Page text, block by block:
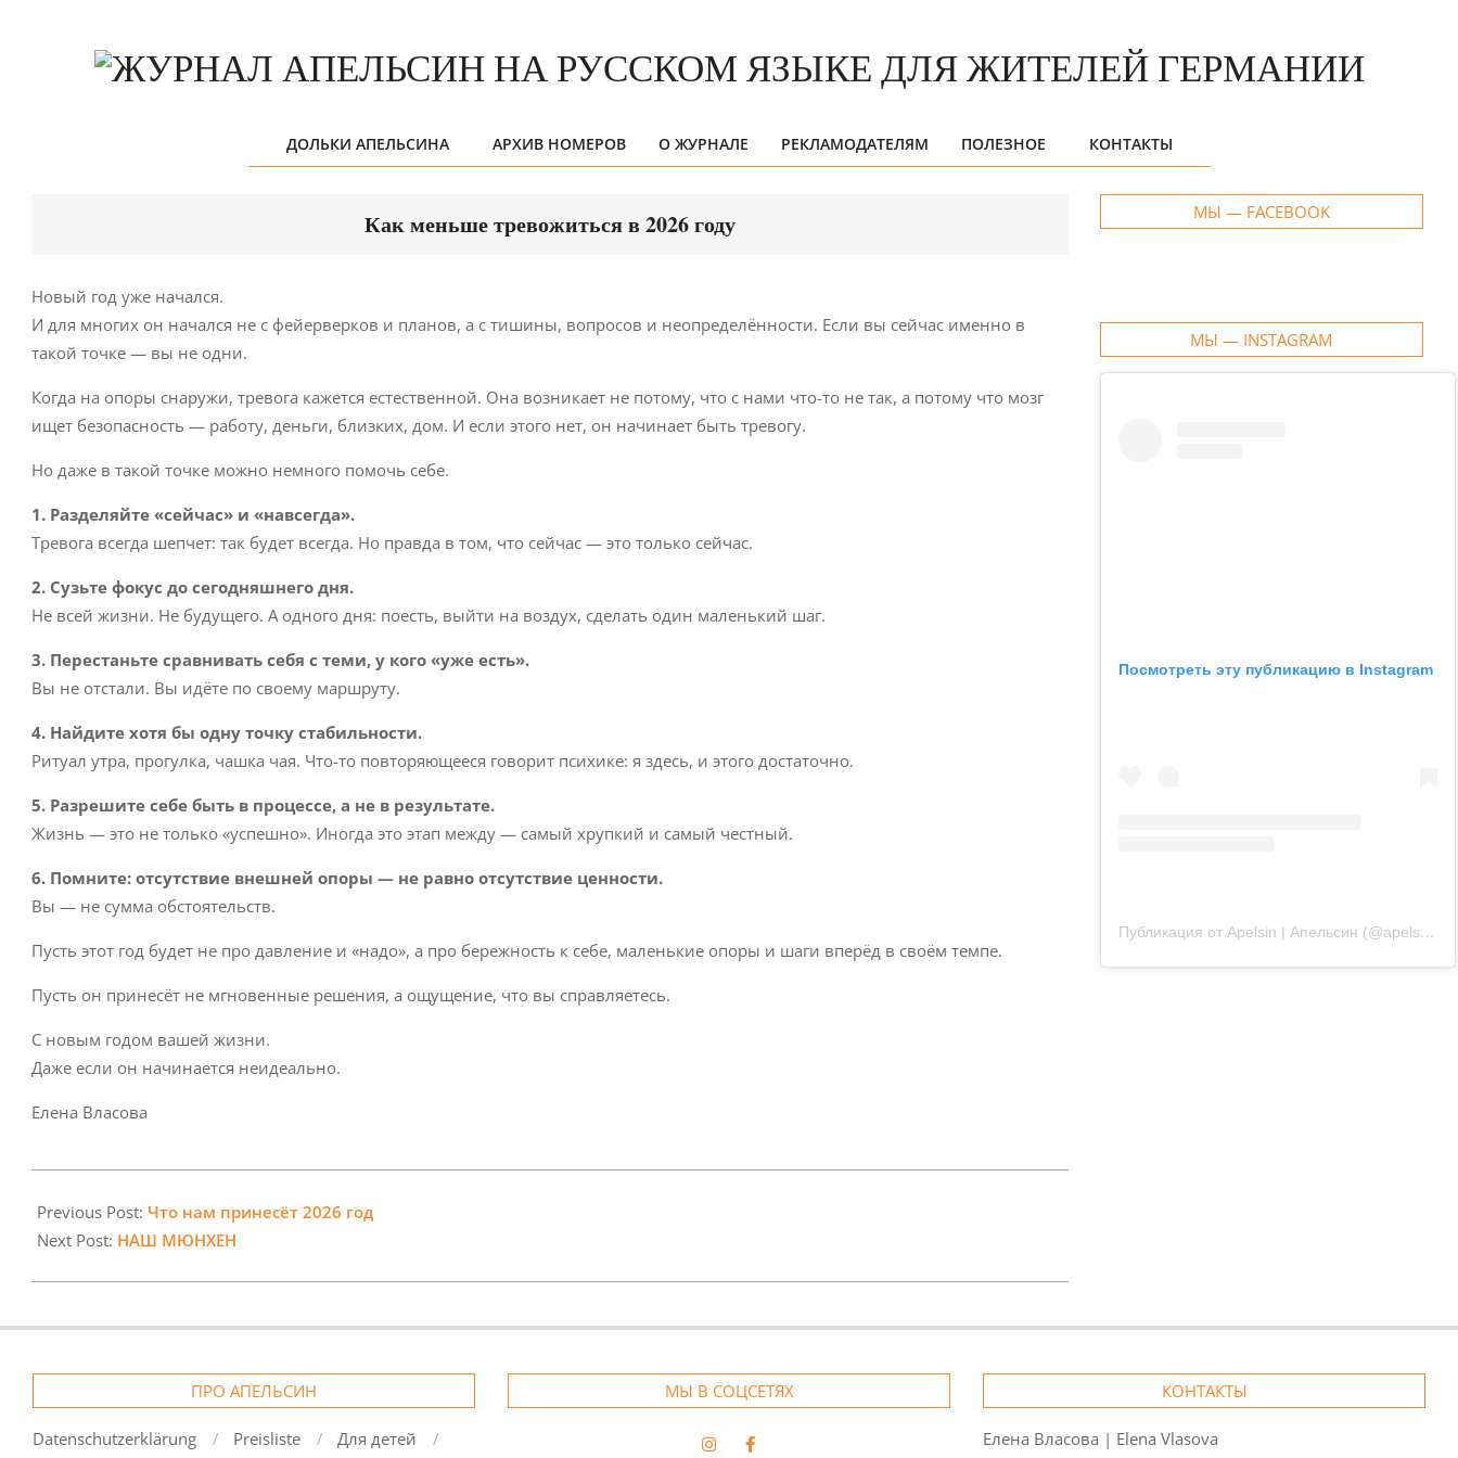
Primary
ДОЛЬКИ АПЕЛЬСИНА АРХИВ НОМЕРОВ О ЖУРНАЛЕ РЕКЛАМОДАТЕЛЯМ ПОЛЕЗНОЕ КОНТАКТЫ
Как меньше тревожиться в 2026 году
Новый год уже начался.
И для многих он начался не с фейерверков и планов, а с тишины, вопросов и неопределённости. Если вы сейчас именно в
такой точке — вы не одни.
Когда на опоры снаружи, тревога кажется естественной. Она возникает не потому, что с нами что-то не так, а потому что мозг
ищет безопасность — работу, деньги, близких, дом. И если этого нет, он начинает быть тревогу.
Но даже в такой точке можно немного помочь себе.
1. Разделяйте «сейчас» и «навсегда».
Тревога всегда шепчет: так будет всегда. Но правда в том, что сейчас — это только сейчас.
2. Сузьте фокус до сегодняшнего дня.
Не всей жизни. Не будущего. А одного дня: поесть, выйти на воздух, сделать один маленький шаг.
3. Перестаньте сравнивать себя с теми, у кого «уже есть».
Вы не отстали. Вы идёте по своему маршруту.
4. Найдите хотя бы одну точку стабильности.
Ритуал утра, прогулка, чашка чая. Что-то повторяющееся говорит психике: я здесь, и этого достаточно.
5. Разрешите себе быть в процессе, а не в результате.
Жизнь — это не только «успешно». Иногда это этап между — самый хрупкий и самый честный.
6. Помните: отсутствие внешней опоры — не равно отсутствие ценности.
Вы — не сумма обстоятельств.
Пусть этот год будет не про давление и «надо», а про бережность к себе, маленькие опоры и шаги вперёд в своём темпе.
Пусть он принесёт не мгновенные решения, а ощущение, что вы справляетесь.
С новым годом вашей жизни.
Даже если он начинается неидеально.
Елена Власова
01-
07
Previous Post: Что нам принесёт 2026 год
Next Post: НАШ МЮНХЕН
МЫ — FACEBOOK
МЫ — INSTAGRAM
Посмотреть эту публикацию в Instagram
Публикация от Apelsin | Апельсин (@apelsin.muenchen)
ПРО АПЕЛЬСИН
Datenschutzerklärung Preisliste
Для детей
МЫ В СОЦСЕТЯХ КОНТАКТЫ
Елена Власова | Elena Vlasova